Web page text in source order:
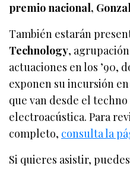
premio nacional,
También estarán
Technology,
actuaciones en los ’90,
exponen su incursión
que van desde el
electroacústica. Para
completo, consulta la
Si quieres asistir,